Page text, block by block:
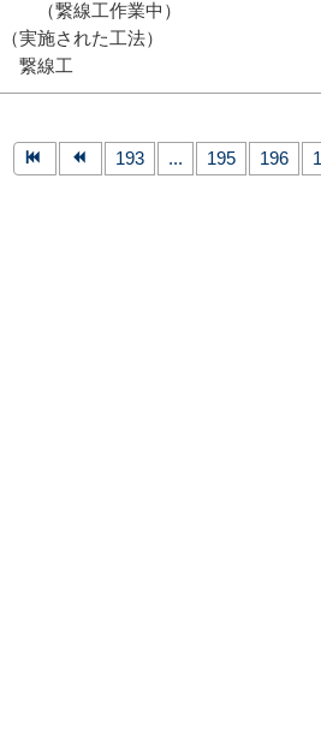
（繋線工作
（実施された工法）
繋線工
193
... 195 196